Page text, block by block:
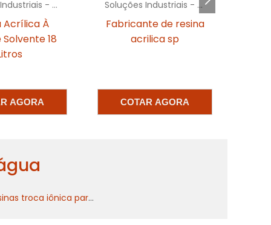
Soluções Industriais - AC
Acrílica À
Solvente 18
AGORA
Soluções Industriais - AC
Fabricante de resina
acrilica sp
COTAR AGORA
Resinas troca iônica para tratamento de água